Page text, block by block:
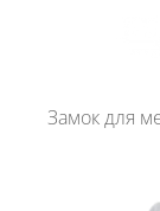
Замок для